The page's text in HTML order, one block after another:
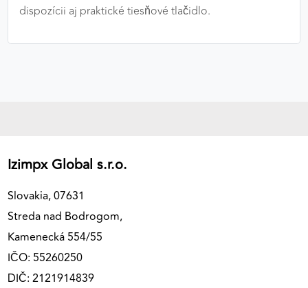
dispozícii aj praktické tiesňové tlačidlo.
Izimpx Global s.r.o.
Slovakia, 07631
Streda nad Bodrogom,
Kamenecká 554/55
IČO: 55260250
DIČ: 2121914839